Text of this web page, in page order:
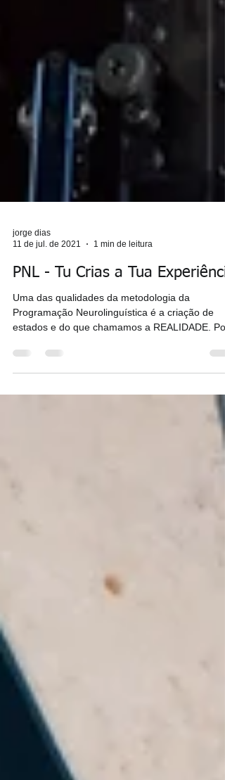
11 de jul. de 2021
1 min de leitura
PNL - Tu Crias a Tua
Uma das qualidades da metodologia da
bem, a...